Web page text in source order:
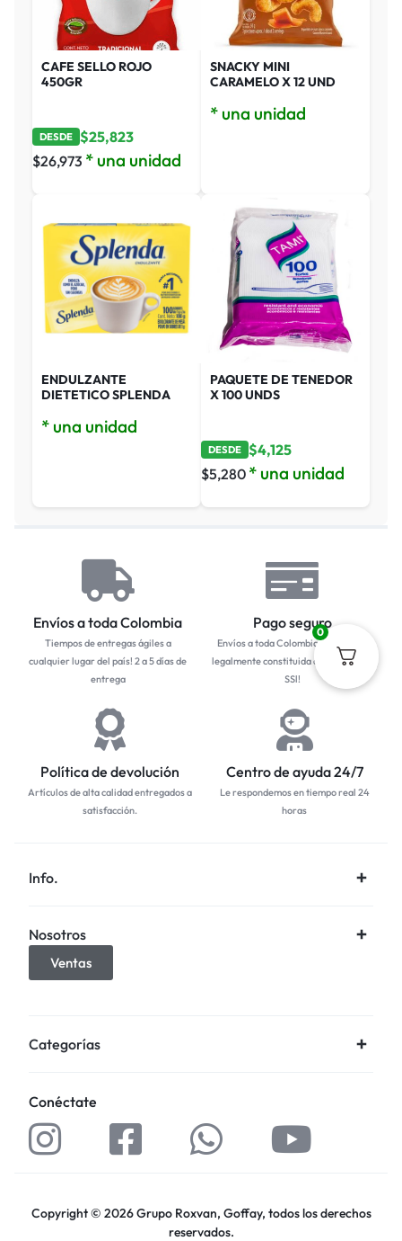
CAFE SELLO ROJO
450GR
DESDE $25,823
$26,973 * una unidad
SNACKY MINI
CARAMELO X 12 UND
* una unidad
ENDULZANTE
DIETETICO SPLENDA
* una unidad
PAQUETE DE TENEDOR
X 100 UNDS
DESDE $4,125
$5,280 * una unidad
Envíos a toda Colombia
Tiempos de entregas ágiles a
cualquier lugar del país! 2 a 5 días de
entrega
Pago seguro
Envíos a toda Colombia... Empresa
legalmente constituida con protocolo
SSl!
Política de devolución
Artículos de alta calidad entregados a
satisfacción.
Centro de ayuda 24/7
Le respondemos en tiempo real 24
horas
Info.
Nosotros
Ventas
Categorías
Conéctate
Copyright © 2026 Grupo Roxvan, Goffay, todos los derechos
reservados.
0